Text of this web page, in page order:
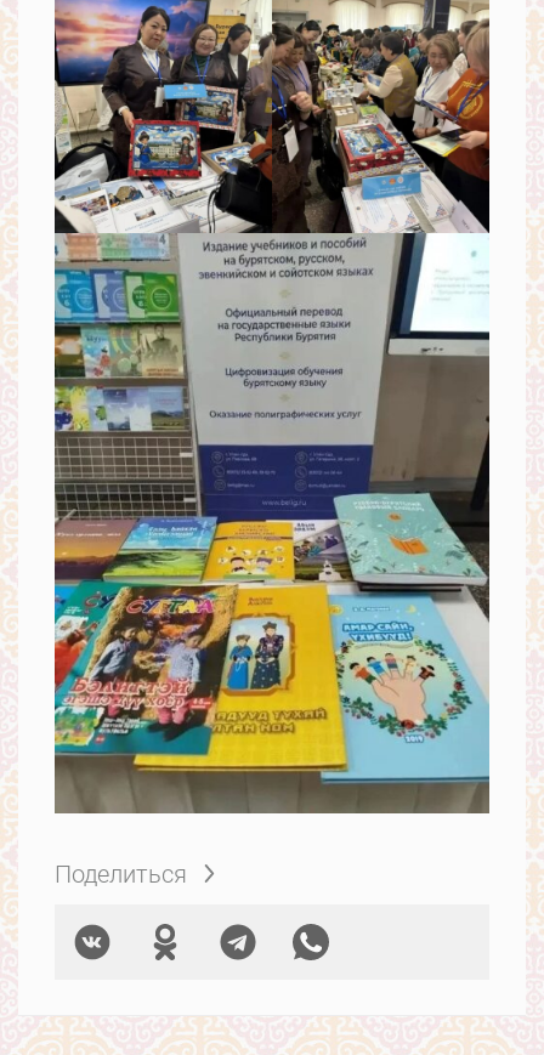
Поделиться